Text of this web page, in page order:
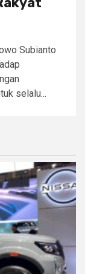
Subianto
selalu...